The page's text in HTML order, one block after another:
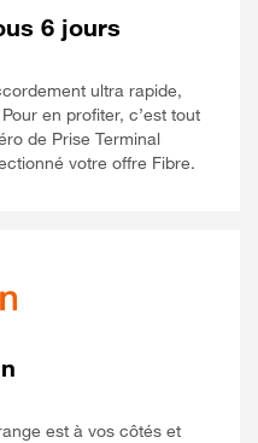
6 jours
ultra rapide,
en profiter, c’est tout
de Prise Terminal
votre offre Fibre.
est à vos côtés et